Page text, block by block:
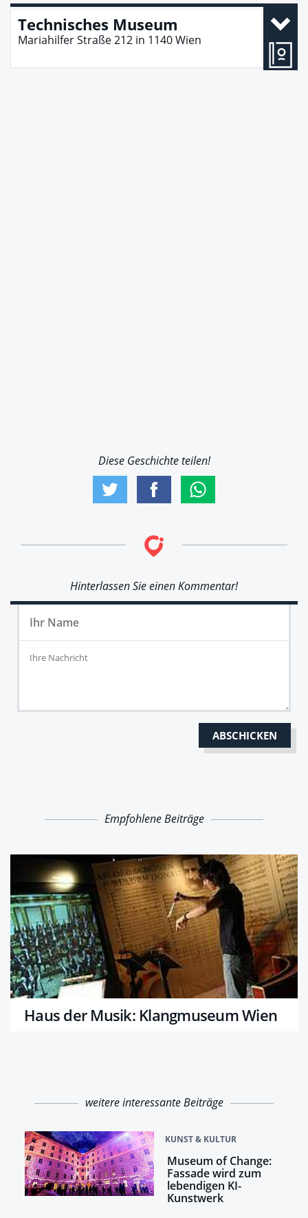
Technisches Museum
Mariahilfer Straße 212 in 1140Wien
Diese Geschichte teilen!
Hinterlassen Sie einen Kommentar!
Empfohlene Beiträge
Haus der Musik: Klangmuseum Wien
weitere interessante Beiträge
KUNST & KULTUR
Museum of Change:
Fassade wird zum
lebendigen KI-
Kunstwerk